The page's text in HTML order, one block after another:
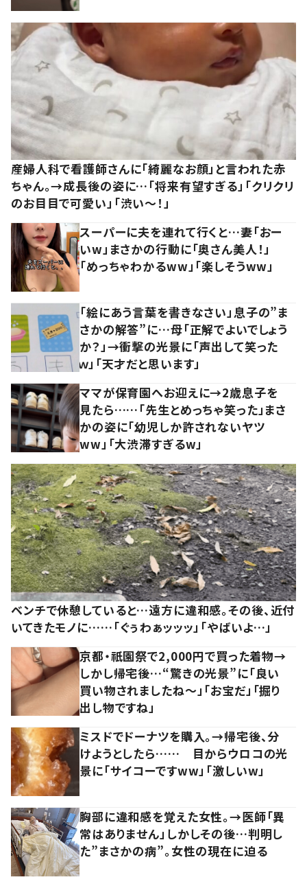
産婦人科で看護師さんに「綺麗なお顔」と言われた赤
ちゃん。→成長後の姿に…「将来有望すぎる」「クリクリ
のお目目で可愛い」「渋い～！」
スーパーに夫を連れて行くと…妻「おー
いw」まさかの行動に「奥さん美人！」
「めっちゃわかるww」「楽しそうww」
「絵にあう言葉を書きなさい」息子の”ま
さかの解答”に…母「正解でよいでしょう
か？」→衝撃の光景に「声出して笑った
ｗ」「天才だと思います」
ママが保育園へお迎えに→2歳息子を
見たら……「先生とめっちゃ笑った」まさ
かの姿に「幼児しか許されないヤツ
ww」「大渋滞すぎるw」
ベンチで休憩していると…遠方に違和感。その後、近付
いてきたモノに……「ぐぅわぁッッッ」「やばいよ…」
京都・祇園祭で2,000円で買った着物→
しかし帰宅後…“驚きの光景”に「良い
買い物されましたね～」「お宝だ」「掘り
出し物ですね」
ミスドでドーナツを購入。→帰宅後、分
けようとしたら…… 目からウロコの光
景に「サイコーですww」「激しいw」
胸部に違和感を覚えた女性。→医師「異
常はありません」しかしその後…判明し
た”まさかの病”。女性の現在に迫る